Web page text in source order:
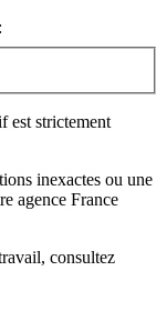
est strictement
inexactes ou une
agence France
, consultez